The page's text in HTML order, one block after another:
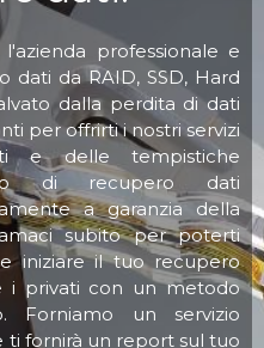
professionale e
dati da RAID, SSD, Hard
dalla perdita di dati
per offrirti i nostri servizi
e delle tempistiche
di recupero dati
a garanzia della
subito per poterti
iniziare il tuo recupero
i privati con un metodo
Forniamo un servizio
fornirà un report sul tuo